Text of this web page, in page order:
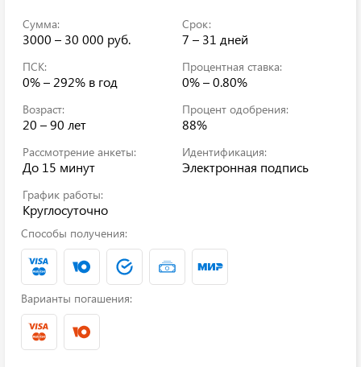
Сумма:
3000 – 30 000 руб.
Срок:
7 – 31 дней
ПСК:
0% – 292% в год
Процентная ставка:
0% – 0.80%
Возраст:
20 – 90 лет
Процент одобрения:
88%
Рассмотрение анкеты:
До 15 минут
Идентификация:
Электронная подпись
График работы:
Круглосуточно
Способы получения:
Варианты погашения: